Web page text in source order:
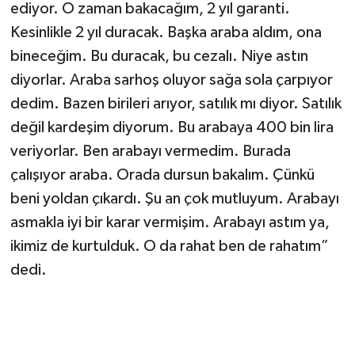
ediyor. O zaman bakacağım, 2 yıl garanti.
Kesinlikle 2 yıl duracak. Başka araba aldım, ona
bineceğim. Bu duracak, bu cezalı. Niye astın
diyorlar. Araba sarhoş oluyor sağa sola çarpıyor
dedim. Bazen birileri arıyor, satılık mı diyor. Satılık
değil kardeşim diyorum. Bu arabaya 400 bin lira
veriyorlar. Ben arabayı vermedim. Burada
çalışıyor araba. Orada dursun bakalım. Çünkü
beni yoldan çıkardı. Şu an çok mutluyum. Arabayı
asmakla iyi bir karar vermişim. Arabayı astım ya,
ikimiz de kurtulduk. O da rahat ben de rahatım”
dedi.